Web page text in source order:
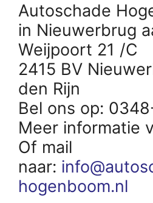
Autoschade
in Nieuwerbrug
Weijpoort 21 /C
2415 BV
den Rijn
Bel ons op:
Meer informatie
Of mail
naar:
hogenboom.nl